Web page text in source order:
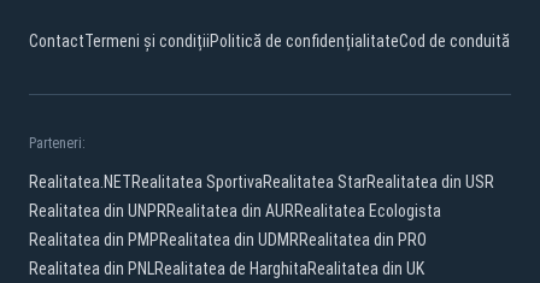
ContactTermeni și condițiiPolitică de confidențialitateCod de conduită
Parteneri:
Realitatea.NETRealitatea SportivaRealitatea StarRealitatea din USR
Realitatea din UNPRRealitatea din AURRealitatea Ecologista
Realitatea din PMPRealitatea din UDMRRealitatea din PRO
Realitatea din PNLRealitatea de HarghitaRealitatea din UK